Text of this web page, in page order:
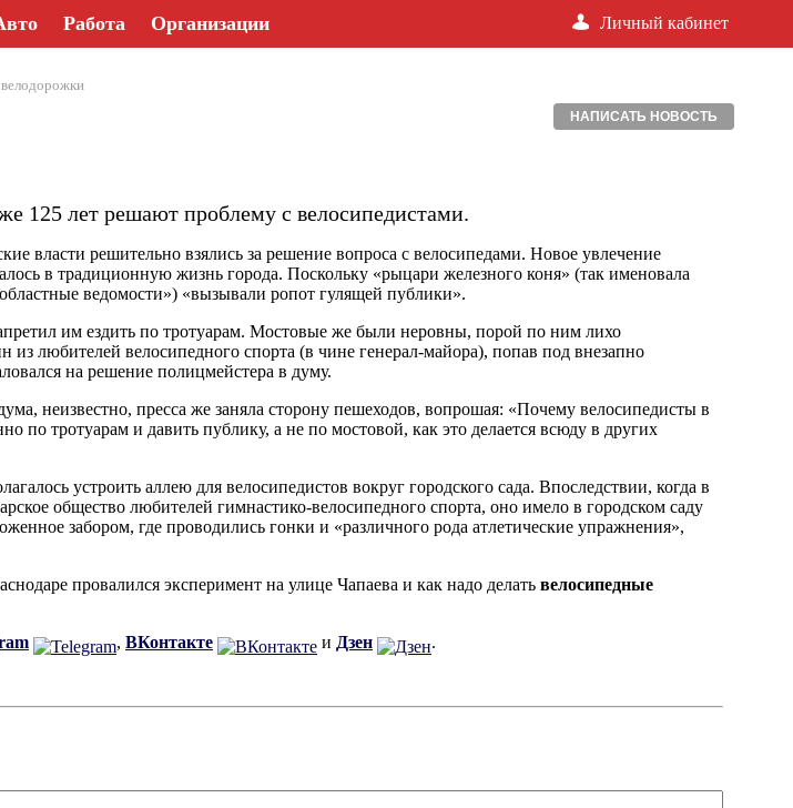
Работа Организации Личный кабинет
НАПИСАТЬ НОВОСТЬ
125 лет решают проблему с велосипедистами.
власти решительно взялись за решение вопроса с велосипедами. Новое увлечение
в традиционную жизнь города. Поскольку «рыцари железного коня» (так именовала
ведомости») «вызывали ропот гулящей публики».
им ездить по тротуарам. Мостовые же были неровны, порой по ним лихо
из любителей велосипедного спорта (в чине генерал-майора), попав под внезапно
на решение полицмейстера в думу.
неизвестно, пресса же заняла сторону пешеходов, вопрошая: «Почему велосипедисты в
по тротуарам и давить публику, а не по мостовой, как это делается всюду в других
устроить аллею для велосипедистов вокруг городского сада. Впоследствии, когда в
общество любителей гимнастико-велосипедного спорта, оно имело в городском саду
забором, где проводились гонки и «различного рода атлетические упражнения»,
провалился эксперимент на улице Чапаева и как надо делать велосипедные
, ВКонтакте и Дзен .